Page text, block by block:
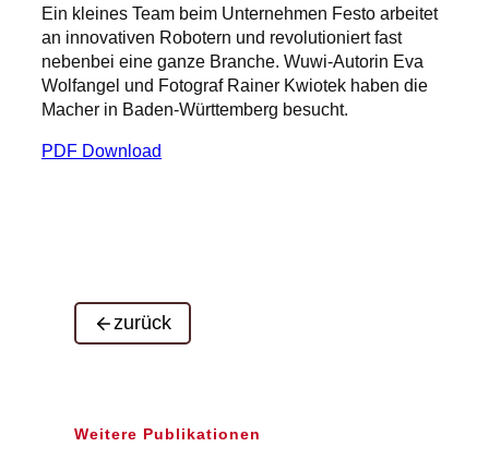
Ein kleines Team beim Unternehmen Festo arbeitet
an innovativen Robotern und revolutioniert fast
nebenbei eine ganze Branche. Wuwi-Autorin Eva
Wolfangel und Fotograf Rainer Kwiotek haben die
Macher in Baden-Württemberg besucht.
PDF Download
zurück
Weitere Publikationen